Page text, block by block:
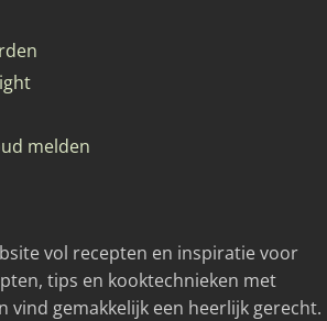
melden
vol recepten en inspiratie voor
tips en kooktechnieken met
vind gemakkelijk een heerlijk gerecht.